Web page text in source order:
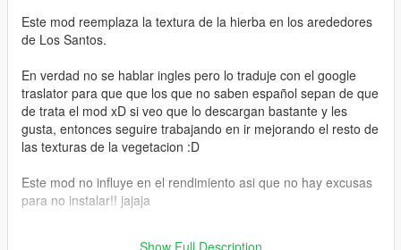
Este mod reemplaza la textura de la hierba en los arededores
de Los Santos.
En verdad no se hablar ingles pero lo traduje con el google
traslator para que que los que no saben español sepan de que
de trata el mod xD si veo que lo descargan bastante y les
gusta, entonces seguire trabajando en ir mejorando el resto de
las texturas de la vegetacion :D
Este mod no influye en el rendimiento asi que no hay excusas
para no instalar!! jajaja